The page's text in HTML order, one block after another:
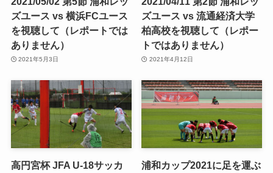
ズユース vs 横浜FCユース
を視聴して（レポートでは
ありません）
2021年5月3日
ズユース vs 流通経済大学
柏高校を視聴して（レポー
トではありません）
2021年4月12日
高円宮杯 JFA U-18サッカ
浦和カップ2021に足を運ぶ